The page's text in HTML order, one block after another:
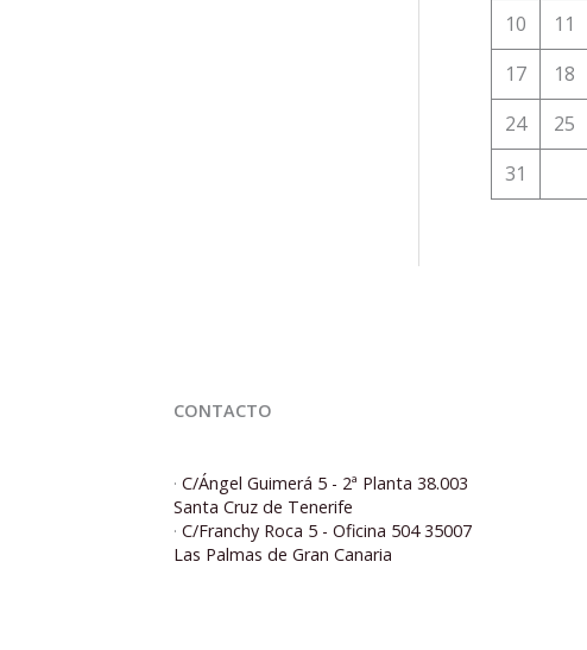
10
11
17
18
24
25
31
CONTACTO
· C/Ángel Guimerá 5 - 2ª Planta 38.003
Santa Cruz de Tenerife
· C/Franchy Roca 5 - Oficina 504 35007
Las Palmas de Gran Canaria